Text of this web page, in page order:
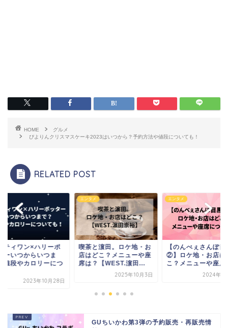
HOME
グルメ
ぴよりんクリスマスケーキ2023はいつから？予約方法や値段についても！
RELATED POST
ティワン×ハリーポ
ーいつからいつま
値段やカロリーにつ
2023年10月28日
エンタメ
喫茶と濵田。ロケ地・お
店はどこ？メニューや座
席は？【WEST.濵田...
2025年10月3日
エンタメ
【のんべぇさんぽ目
②】ロケ地・お店は
こ？メニューや座席
2024年10
GUちいかわ第3弾の予約販売・再販売情